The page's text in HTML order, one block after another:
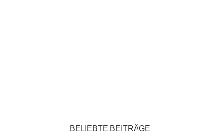
BELIEBTE BEITRÄGE